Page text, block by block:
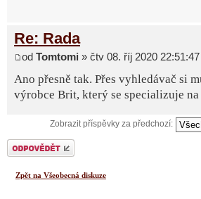
Re: Rada
od Tomtomi » čtv 08. říj 2020 22:51:47
Ano přesně tak. Přes vyhledávač si
výrobce Brit, který se specializuje
Zobrazit příspěvky za předchozí:
Odeslat odpověď
Zpět na Všeobecná diskuze